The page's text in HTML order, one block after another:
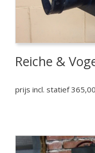
Reiche &
prijs incl. statief